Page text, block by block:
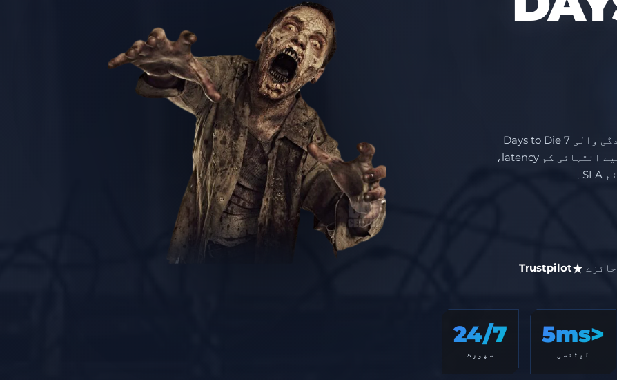
انٹرپرائز انفراسٹرکچر کے ساتھ اعلی کارکردگی والی 7 Days to Die
server hosting۔ حتمی زومبی بقا کے تجربے کے لیے انتہائی کم latency،
جائزے Trustpilot
<5ms
لیٹنسی
24/7
سپورٹ